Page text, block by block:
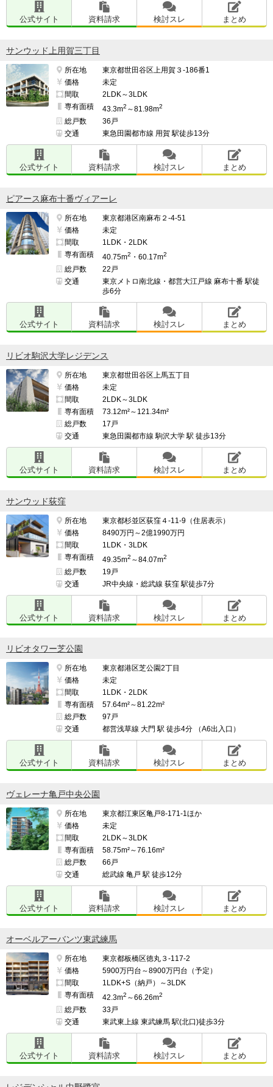
公式サイト 資料請求 検討スレ まとめ
サンウッド上用賀三丁目
所在地
東京都世田谷区上用賀３-186番1
価格
未定
間取
2LDK～3LDK
専有面積
43.3m2 ～81.98m2
総戸数
36戸
交通
東急田園都市線 用賀 駅徒歩13分
公式サイト 資料請求 検討スレ まとめ
ピアース麻布十番ヴィアーレ
所在地
東京都港区南麻布２-4-51
価格
未定
間取
1LDK・2LDK
専有面積
40.75m2 ・60.17m2
総戸数
22戸
交通
東京メトロ南北線・都営大江戸線 麻布十番 駅徒
歩6分
公式サイト 資料請求 検討スレ まとめ
リビオ駒沢大学レジデンス
所在地
東京都世田谷区上馬五丁目
価格
未定
間取
2LDK～3LDK
専有面積
73.12m²～121.34m²
総戸数
17戸
交通
東急田園都市線 駒沢大学 駅 徒歩13分
公式サイト 資料請求 検討スレ まとめ
サンウッド荻窪
所在地
東京都杉並区荻窪４-11-9（住居表示）
価格
8490万円～2億1990万円
間取
1LDK・3LDK
専有面積
49.35m2 ～84.07m2
総戸数
19戸
交通
JR中央線・総武線 荻窪 駅徒歩7分
公式サイト 資料請求 検討スレ まとめ
リビオタワー芝公園
所在地
東京都港区芝公園2丁目
価格
未定
間取
1LDK・2LDK
専有面積
57.64m²～81.22m²
総戸数
97戸
交通
都営浅草線 大門 駅 徒歩4分 （A6出入口）
公式サイト 資料請求 検討スレ まとめ
ヴェレーナ亀戸中央公園
所在地
東京都江東区亀戸8-171-1ほか
価格
未定
間取
2LDK～3LDK
専有面積
58.75m²～76.16m²
総戸数
66戸
交通
総武線 亀戸 駅 徒歩12分
公式サイト 資料請求 検討スレ まとめ
オーベルアーバンツ東武練馬
所在地
東京都板橋区徳丸３-117-2
価格
5900万円台～8900万円台（予定）
間取
1LDK+S（納戸）～3LDK
専有面積
42.3m2 ～66.26m2
総戸数
33戸
交通
東武東上線 東武練馬 駅(北口)徒歩3分
公式サイト 資料請求 検討スレ まとめ